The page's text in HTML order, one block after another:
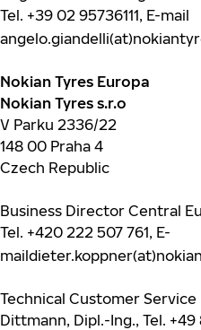
Tel. +39 02 95736111, E-mail
Nokian Tyres Europa
Nokian Tyres s.r.o
V Parku 2336/22
148 00 Praha 4
Czech Republic
Business Director Central
Tel. +420 222 507 761, E-
Technical Customer Service
Dittmann, Dipl.-Ing., Tel. +49